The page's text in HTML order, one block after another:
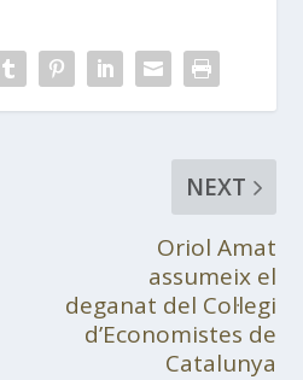
NEXT
Oriol Amat
assumeix el
deganat del Col·legi
d’Economistes de
Catalunya